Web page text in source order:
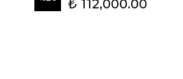
₺ 112,000.00